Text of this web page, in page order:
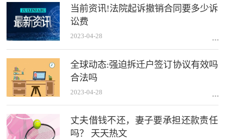
当前资讯!法院起诉撤销合同要多少诉
讼费
2023-04-28
全球动态:强迫拆迁户签订协议有效吗
合法吗
2023-04-28
丈夫借钱不还，妻子要承担还款责任
吗？ 天天热文